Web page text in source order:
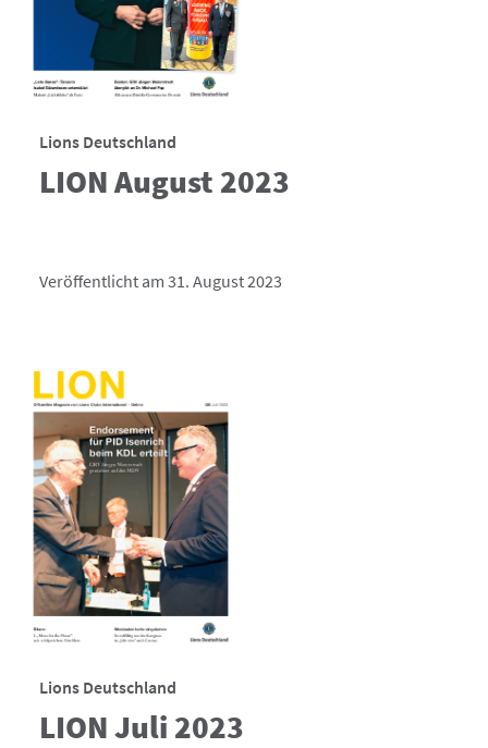
Lions Deutschland
LION August 2023
Veröffentlicht am 31. August 2023
Lions Deutschland
LION Juli 2023